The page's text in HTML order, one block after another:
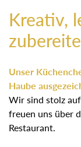
Kreativ,
Unser
Haube
Wir sind stolz
freuen uns über
Restaurant.